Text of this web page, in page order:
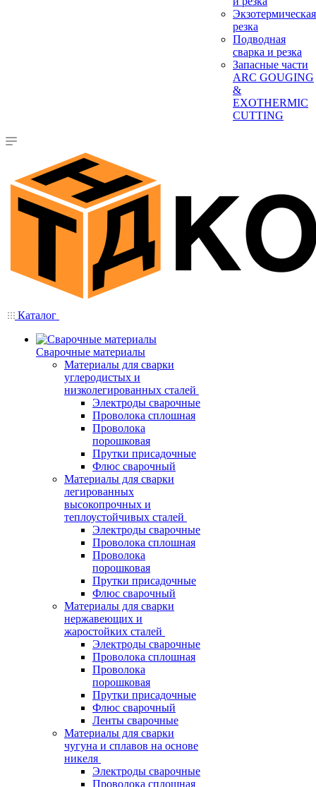
Экзотермическая
резка
Подводная
сварка и резка
Запасные части
ARC GOUGING
&
EXOTHERMIC
CUTTING
Каталог
Сварочные материалы
Материалы для сварки
углеродистых и
низколегированных сталей
Электроды сварочные
Проволока сплошная
Проволока
порошковая
Прутки присадочные
Флюс сварочный
Материалы для сварки
легированных
высокопрочных и
теплоустойчивых сталей
Электроды сварочные
Проволока сплошная
Проволока
порошковая
Прутки присадочные
Флюс сварочный
Материалы для сварки
нержавеющих и
жаростойких сталей
Электроды сварочные
Проволока сплошная
Проволока
порошковая
Прутки присадочные
Флюс сварочный
Ленты сварочные
Материалы для сварки
чугуна и сплавов на основе
никеля
Электроды сварочные
Проволока сплошная